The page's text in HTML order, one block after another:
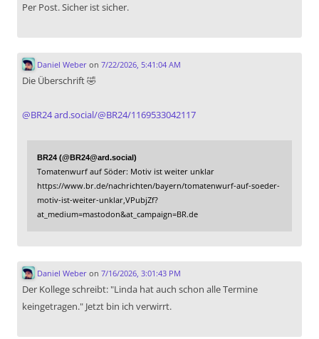
Per Post. Sicher ist sicher.
Daniel Weberon 7/22/2026, 5:41:04 AM
Die Überschrift 🤣
@BR24ard.social/@BR24/1169533042117
BR24 (@BR24@ard.social)
Tomatenwurf auf Söder: Motiv ist weiter unklar
https://www.br.de/nachrichten/bayern/tomatenwurf-auf-soeder-
motiv-ist-weiter-unklar,VPubjZf?
at_medium=mastodon&at_campaign=BR.de
Daniel Weberon 7/16/2026, 3:01:43 PM
Der Kollege schreibt: "Linda hat auch schon alle Termine
keingetragen." Jetzt bin ich verwirrt.